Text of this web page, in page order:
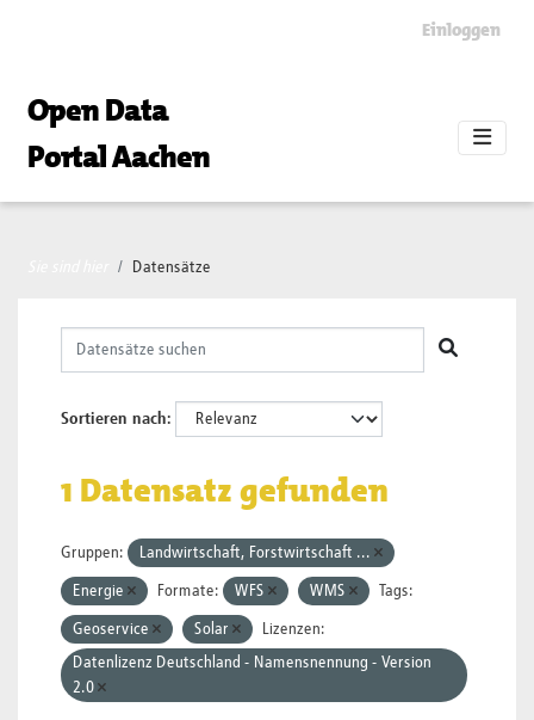
Einloggen
Open Data
Portal Aachen
Datensätze
Sortieren nach
1 Datensatz gefunden
Gruppen: Landwirtschaft, Forstwirtschaft ...
Energie Formate: WFS WMS Tags:
Geoservice Solar
Lizenzen:
Datenlizenz Deutschland - Namensnennung - Version
2.0